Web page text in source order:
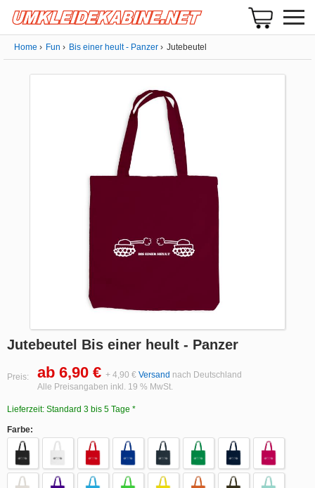
Home Fun Bis einer heult - Panzer Jutebeutel
Jutebeutel Bis einer heult - Panzer
Preis: ab 6,90 € + 4,90 € Versand nach Deutschland
Alle Preisangaben inkl. 19 % MwSt.
Lieferzeit: Standard 3 bis 5 Tage *
Farbe: